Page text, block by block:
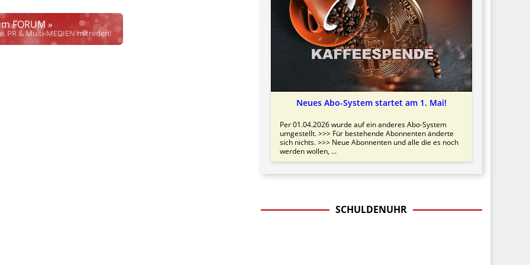
die Justiz im klaren ist, wodurch dieser und etliche
Dzt. herrscht auch in dem Bereich rechtsfreier
welches alleine aufgrund schwammiger Gesetze
FORUM »
PR & Multi-MEDIEN mitreden!
Neues Abo-System startet am 1. Mai!
Per 01.04.2026 wurde auf ein anderes Abo-System
umgestellt. >>> Für bestehende Abonnenten änderte
sich nichts. >>> Neue Abonnenten und alle die es noch
werden wollen, ...
SCHULDENUHR